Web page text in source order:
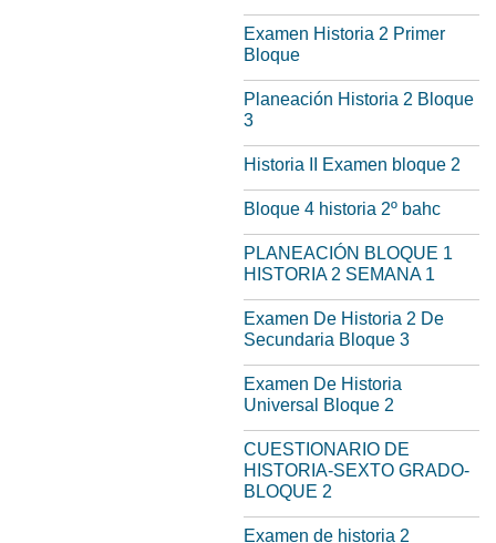
Examen Historia 2 Primer
Bloque
Planeación Historia 2 Bloque
3
Historia II Examen bloque 2
Bloque 4 historia 2º bahc
PLANEACIÓN BLOQUE 1
HISTORIA 2 SEMANA 1
Examen De Historia 2 De
Secundaria Bloque 3
Examen De Historia
Universal Bloque 2
CUESTIONARIO DE
HISTORIA-SEXTO GRADO-
BLOQUE 2
Examen de historia 2